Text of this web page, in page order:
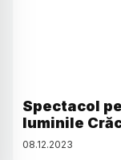
Spectacol
luminile
08.12.2023